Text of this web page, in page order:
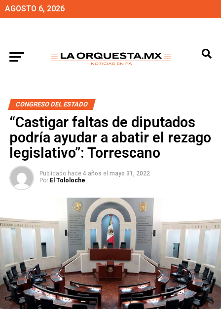
AGOSTO 6, 2026
CONGRESO DEL ESTADO
“Castigar faltas de diputados
podría ayudar a abatir el rezago
legislativo”: Torrescano
Publicado hace 4 años el mayo 31, 2022
Por El Tololoche